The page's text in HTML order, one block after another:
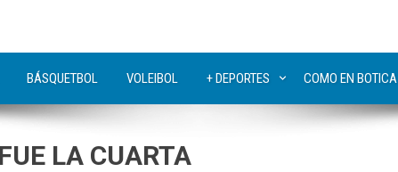
BÁSQUETBOL VOLEIBOL + DEPORTES COMO EN BOTICA
LA CUARTA